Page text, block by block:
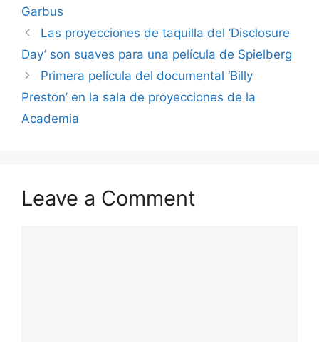
Garbus
Las proyecciones de taquilla del ‘Disclosure
Day’ son suaves para una película de Spielberg
Primera película del documental ‘Billy
Preston’ en la sala de proyecciones de la
Academia
Leave a Comment